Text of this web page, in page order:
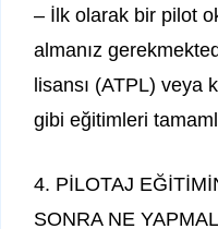
– İlk olarak bir pilot
almanız
lisansı (ATPL) veya
gibi eğitimleri
4. PİLOTAJ
SONRA NE